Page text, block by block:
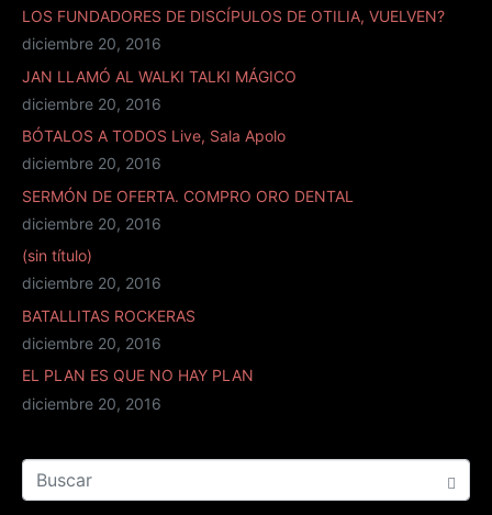
LOS FUNDADORES DE DISCÍPULOS DE OTILIA, VUELVEN?
diciembre 20, 2016
JAN LLAMÓ AL WALKI TALKI MÁGICO
diciembre 20, 2016
BÓTALOS A TODOS Live, Sala Apolo
diciembre 20, 2016
SERMÓN DE OFERTA. COMPRO ORO DENTAL
diciembre 20, 2016
(sin título)
diciembre 20, 2016
BATALLITAS ROCKERAS
diciembre 20, 2016
EL PLAN ES QUE NO HAY PLAN
diciembre 20, 2016